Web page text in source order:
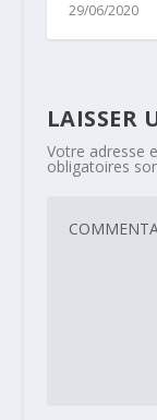
29/06/2020
LAISSER
Votre adresse
obligatoires